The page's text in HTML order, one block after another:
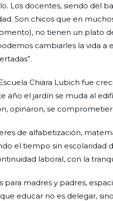
Los docentes, siendo del
Son chicos que en
no tienen un plato
cambiarles la vida a
Chiara Lubich fue
año el jardín se muda al
opinaron, se
de alfabetización,
el tiempo sin escolaridad
laboral, con la
para madres y padres,
educar no es delegar,